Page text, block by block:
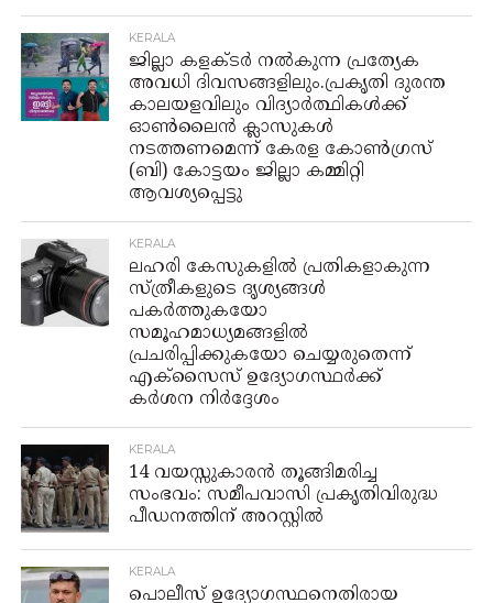
KERALA
ജില്ലാ കളക്ടർ നൽകുന്ന പ്രത്യേക
അവധി ദിവസങ്ങളിലും.പ്രകൃതി ദുരന്ത
കാലയളവിലും വിദ്യാർത്ഥികൾക്ക്
ഓൺലൈൻ ക്ലാസുകൾ
നടത്തണമെന്ന് കേരള കോൺഗ്രസ്
(ബി) കോട്ടയം ജില്ലാ കമ്മിറ്റി
ആവശ്യപ്പെട്ടു
KERALA
ലഹരി കേസുകളിൽ പ്രതികളാകുന്ന
സ്ത്രീകളുടെ ദൃശ്യങ്ങൾ
പകർത്തുകയോ
സമൂഹമാധ്യമങ്ങളിൽ
പ്രചരിപ്പിക്കുകയോ ചെയ്യരുതെന്ന്
എക്‌സൈസ് ഉദ്യോഗസ്ഥർക്ക്
കർശന നിർദ്ദേശം
KERALA
14 വയസ്സുകാരൻ തൂങ്ങിമരിച്ച
സംഭവം: സമീപവാസി പ്രകൃതിവിരുദ്ധ
പീഡനത്തിന് അറസ്റ്റിൽ
KERALA
പൊലീസ് ഉദ്യോഗസ്ഥനെതിരായ